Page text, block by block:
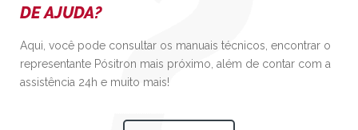
DE AJUDA?
Aqui, você pode consultar os manuais técnicos, encontrar o
representante Pósitron mais próximo, além de contar com a
assistência 24h e muito mais!